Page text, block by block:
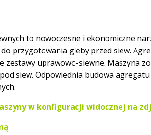
to nowoczesne i ekonomiczne
przygotowania gleby przed siew.
zestawy uprawowo-siewne. Maszyna
siew. Odpowiednia budowa
w konfiguracji widocznej na